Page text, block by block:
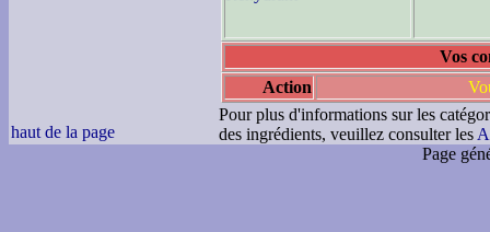
Vos
Action
haut de la page
Pour plus d'informations sur les
des ingrédients, veuillez consulter les
Page